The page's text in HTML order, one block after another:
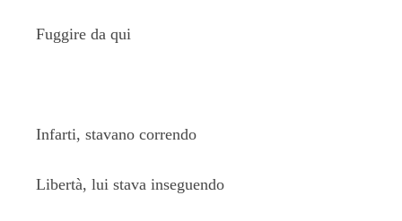
Fuggire da qui
Infarti, stavano correndo
Libertà, lui stava inseguendo